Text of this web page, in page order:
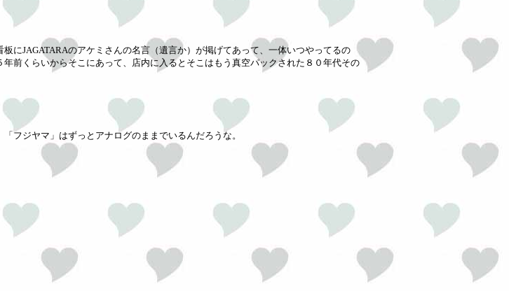
にJAGATARAのアケミさんの名言（遺言か）が掲げてあって、一体いつやってるの
前くらいからそこにあって、店内に入るとそこはもう真空パックされた８０年代その
フジヤマ」はずっとアナログのままでいるんだろうな。